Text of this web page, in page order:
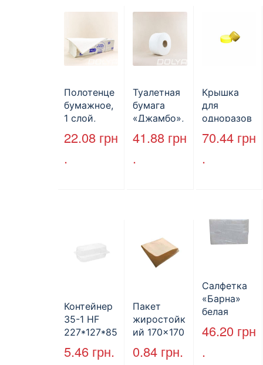
Полотенце
бумажное,
1 слой,
макулатура
, VV тип
22.08 грн
.
Туалетная
бумага
«Джамбо»,
B2B
Service,
41.88 грн
.
Крышка
для
одноразов
ой
бутылки,
70.44 грн
.
Контейнер
35-1 HF
227*127*85
мм
(1700мл)
5.46 грн.
Пакет
жиростойк
ий 170×170
мм, уголок,
коричневы
0.84 грн.
Салфетка
«Барна»
белая
PAPERO
500 шт (6/
46.20 грн
.